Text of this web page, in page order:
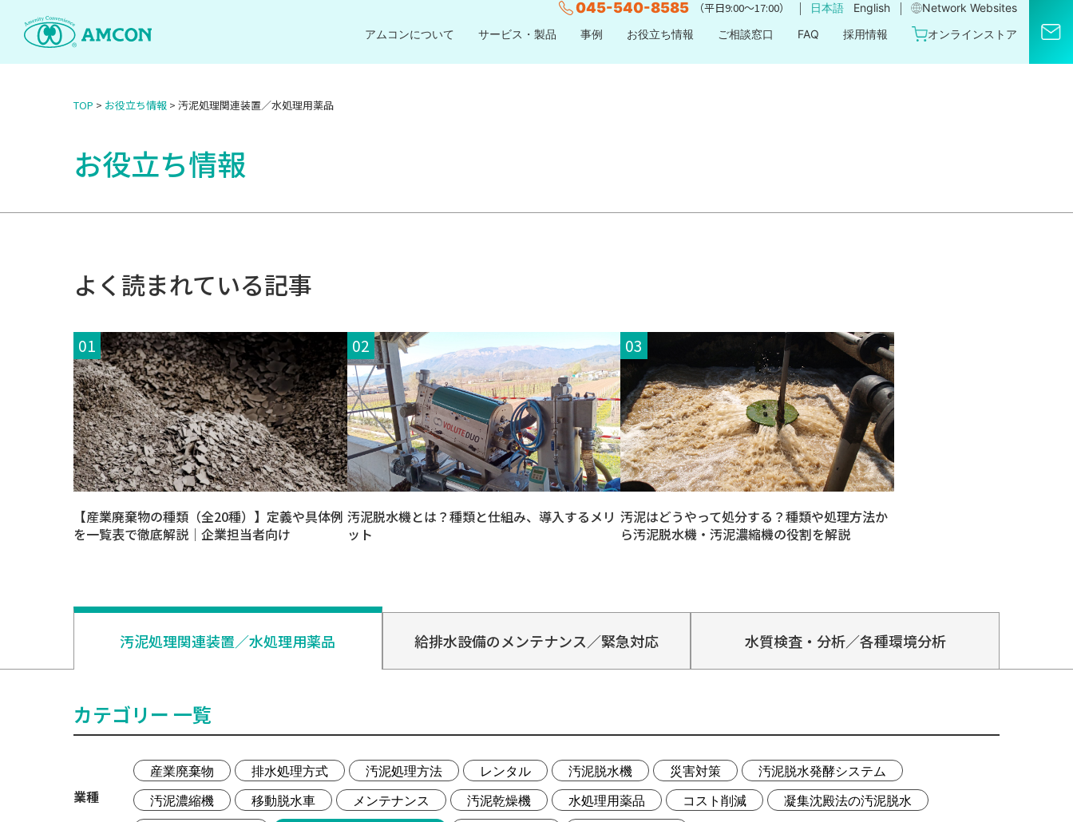
045-540-8585 （平日9:00〜17:00） ｜ 日本語 English ｜
Network Websites​
アムコンについて
サービス・製品 事例 お役立ち情報 ご相談窓口 FAQ 採用情報 オンラインストア
TOP > お役立ち情報 > 汚泥処理関連装置／水処理用薬品
お役立ち情報
よく読まれている記事
【産業廃棄物の種類（全20種）】定義や具体例
を一覧表で徹底解説│企業担当者向け
汚泥脱水機とは？種類と仕組み、導入するメリ
ット
汚泥はどうやって処分する？種類や処理方法か
ら汚泥脱水機・汚泥濃縮機の役割を解説
汚泥処理関連装置／水処理用薬品 給排水設備のメンテナンス／緊急対応 水質検査・分析／各種環境分析
カテゴリー 一覧
業種
産業廃棄物 排水処理方式 汚泥処理方法 レンタル 汚泥脱水機 災害対策 汚泥脱水発酵システム
汚泥濃縮機 移動脱水車 メンテナンス 汚泥乾燥機 水処理用薬品 コスト削減 凝集沈殿法の汚泥脱水